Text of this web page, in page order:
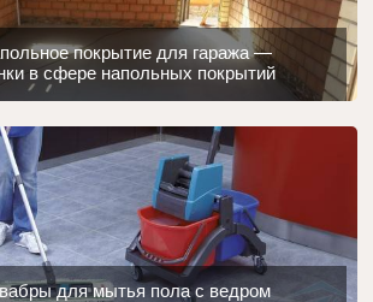
покрытие для гаража —
в сфере напольных покрытий
для мытья пола с ведром